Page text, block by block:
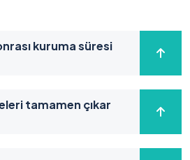
kuruma süresi
tamamen çıkar